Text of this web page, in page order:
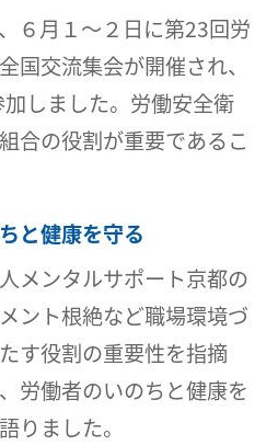
６月１～２日に第23回労
国交流集会が開催され、
しました。労働安全衛
合の役割が重要であるこ
と健康を守る
メンタルサポート京都の
ント根絶など職場環境づ
す役割の重要性を指摘
労働者のいのちと健康を
りました。